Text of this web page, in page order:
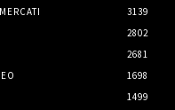
3139
2802
2681
1698
1499